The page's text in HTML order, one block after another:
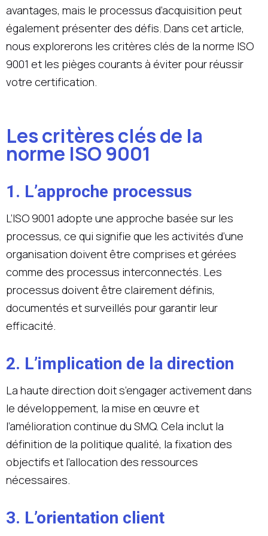
avantages, mais le processus d’acquisition peut
également présenter des défis. Dans cet article,
nous explorerons les critères clés de la norme ISO
9001 et les pièges courants à éviter pour réussir
votre certification.
Les critères clés de la
norme ISO 9001
1. L’approche processus
L’ISO 9001 adopte une approche basée sur les
processus, ce qui signifie que les activités d’une
organisation doivent être comprises et gérées
comme des processus interconnectés. Les
processus doivent être clairement définis,
documentés et surveillés pour garantir leur
efficacité.
2. L’implication de la direction
La haute direction doit s’engager activement dans
le développement, la mise en œuvre et
l’amélioration continue du SMQ. Cela inclut la
définition de la politique qualité, la fixation des
objectifs et l’allocation des ressources
nécessaires.
3. L’orientation client